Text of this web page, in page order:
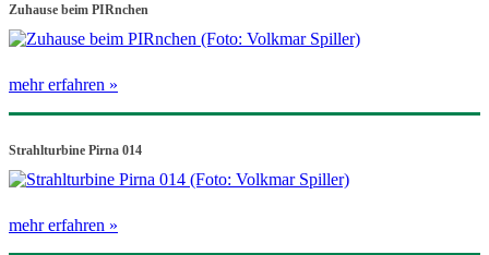
Zuhause beim PIRnchen
mehr erfahren »
Strahlturbine Pirna 014
mehr erfahren »